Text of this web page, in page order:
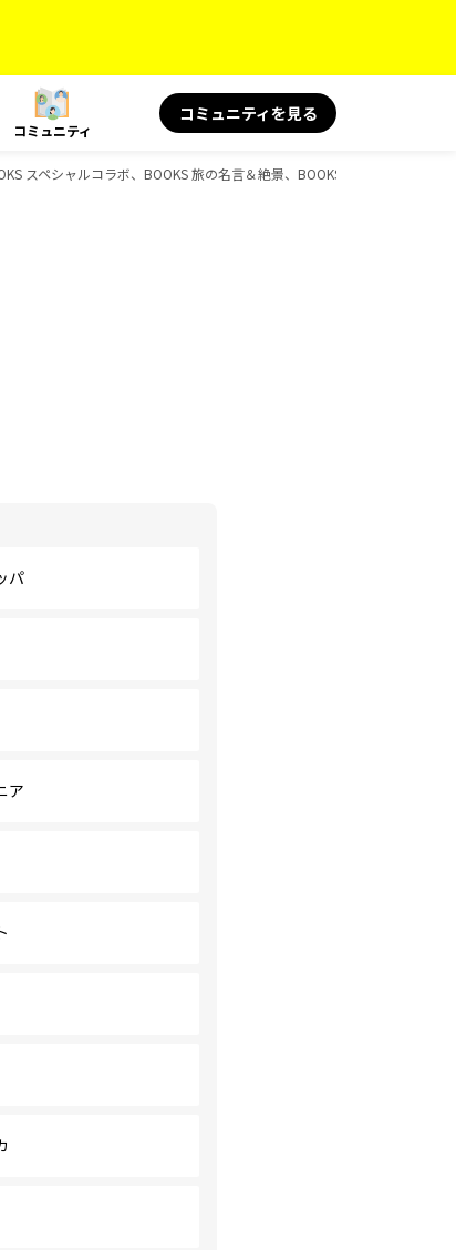
コミュニティ
コミュニティを見る
スペシャルコラボ、BOOKS 旅の名言＆絶景、BOOKS 旅の読み物、D-
パ
ア